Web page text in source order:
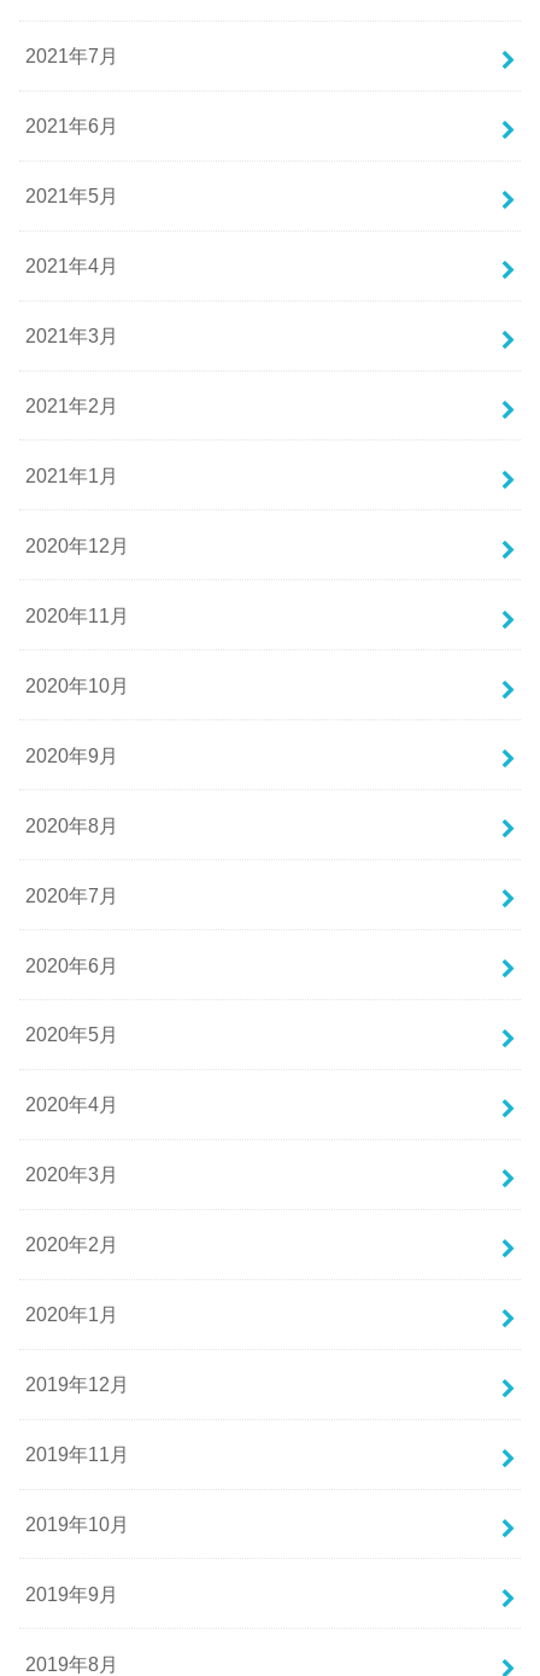
2021年7月
2021年6月
2021年5月
2021年4月
2021年3月
2021年2月
2021年1月
2020年12月
2020年11月
2020年10月
2020年9月
2020年8月
2020年7月
2020年6月
2020年5月
2020年4月
2020年3月
2020年2月
2020年1月
2019年12月
2019年11月
2019年10月
2019年9月
2019年8月